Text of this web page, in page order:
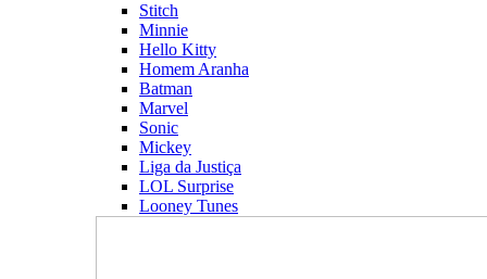
Stitch
Minnie
Hello Kitty
Homem Aranha
Batman
Marvel
Sonic
Mickey
Liga da Justiça
LOL Surprise
Looney Tunes